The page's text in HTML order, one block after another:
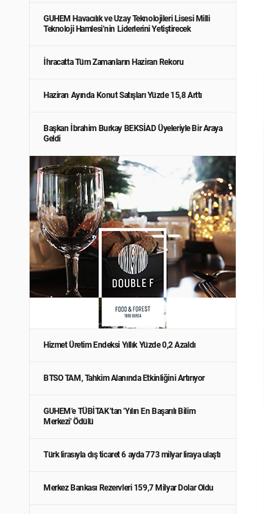
GUHEM Havacılık ve Uzay Teknolojileri Lisesi Milli
Teknoloji Hamlesi’nin Liderlerini Yetiştirecek
İhracatta Tüm Zamanların Haziran Rekoru
Haziran Ayında Konut Satışları Yüzde 15,8 Arttı
Başkan İbrahim Burkay BEKSİAD Üyeleriyle Bir Araya
Geldi
Hizmet Üretim Endeksi Yıllık Yüzde 0,2 Azaldı
BTSO TAM, Tahkim Alanında Etkinliğini Artırıyor
GUHEM’e TÜBİTAK’tan 'Yılın En Başarılı Bilim
Merkezi' Ödülü
Türk lirasıyla dış ticaret 6 ayda 773 milyar liraya ulaştı
Merkez Bankası Rezervleri 159,7 Milyar Dolar Oldu